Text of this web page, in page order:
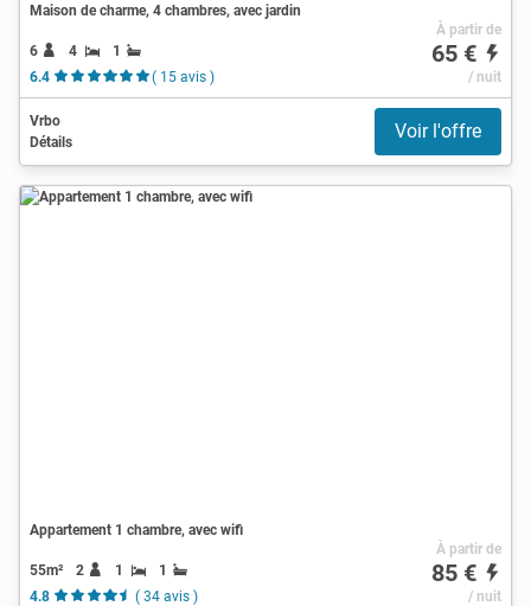
Maison de charme, 4 chambres, avec jardin
6 4
1
6.4
( 15 avis )
À partir de
65 €
/ nuit
Vrbo
Détails
Voir l'offre
Appartement 1 chambre, avec wifi
55m² 2 1
1
4.8
( 34 avis )
À partir de
85 €
/ nuit